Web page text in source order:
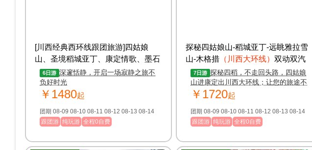
[川西经典西环线跟团旅游]四姑娘
山、圣境稻城亚丁、康定情歌、墨石
公园、丹巴6日游
6日游 深邃恬静，开启一场寂静之旅不
负好时光
￥1480起
团期 08-09 08-10 08-11 08-12 08-13 08-14
跟团游 纯玩游 全程0自费
探秘四姑娘山-稻城亚丁-远眺雅拉雪
山-木格措 （川西大环线） 双动双汽
纯玩7日游
7日游 探秘四稻，不走回头路，四姑娘
山进康定出川西大环线；让您的旅途不
再因乘车时间长而劳累；享受川西特色
美食，不想停下来的快乐源泉
￥1720起
团期 08-09 08-10 08-11 08-12 08-13 08-14
跟团游 纯玩游 全程0自费